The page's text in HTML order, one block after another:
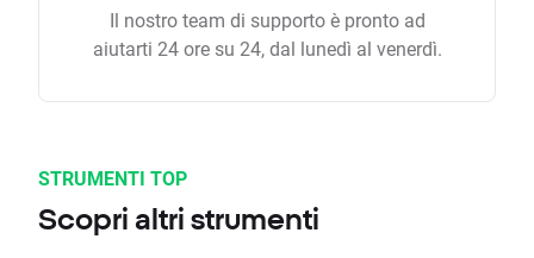
Il nostro team di supporto è pronto ad
aiutarti 24 ore su 24, dal lunedì al venerdì.
STRUMENTI TOP
Scopri altri strumenti